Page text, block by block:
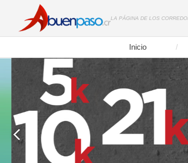
LA PÁGINA DE LOS
Inicio